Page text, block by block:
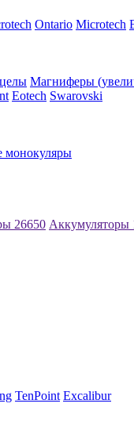
Ontario Microtech
Магниферы
Eotech Swarovski
монокуляры
26650 Аккумуляторы
TenPoint Excalibur